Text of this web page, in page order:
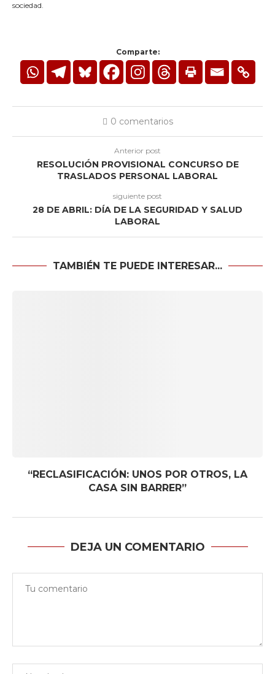
sociedad.
Comparte:
0 comentarios
Anterior post
RESOLUCIÓN PROVISIONAL CONCURSO DE
TRASLADOS PERSONAL LABORAL
siguiente post
28 DE ABRIL: DÍA DE LA SEGURIDAD Y SALUD
LABORAL
TAMBIÉN TE PUEDE INTERESAR...
“RECLASIFICACIÓN: UNOS POR OTROS, LA
CASA SIN BARRER”
DEJA UN COMENTARIO